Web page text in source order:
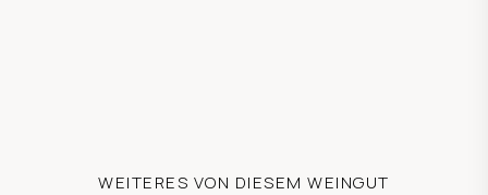
WEITERES VON DIESEM WEINGUT